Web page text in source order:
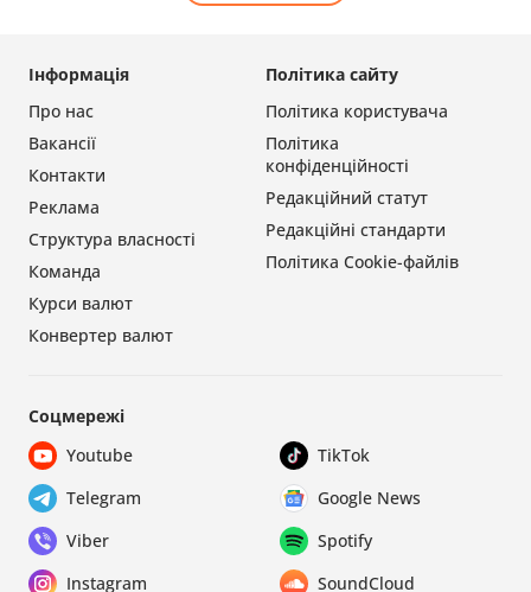
Політика сайту
Політика користувача
Політика
конфіденційності
Редакційний статут
Редакційні стандарти
Політика Cookie-файлів
Інформація
Про нас
Вакансії
Контакти
Реклама
Структура власності
Команда
Курси валют
Конвертер валют
Соцмережі
Youtube
TikTok
Telegram
Google News
Viber
Spotify
Instagram
SoundCloud